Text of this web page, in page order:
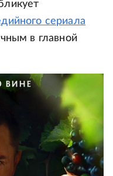
сериала
в главной